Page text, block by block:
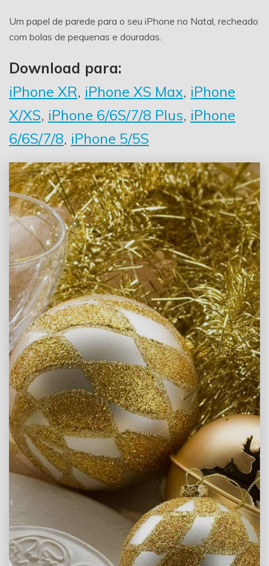
Um papel de parede para o seu iPhone no Natal, recheado
com bolas de pequenas e douradas.
Download para:
iPhone XR, iPhone XS Max, iPhone
X/XS, iPhone 6/6S/7/8 Plus, iPhone
6/6S/7/8, iPhone 5/5S